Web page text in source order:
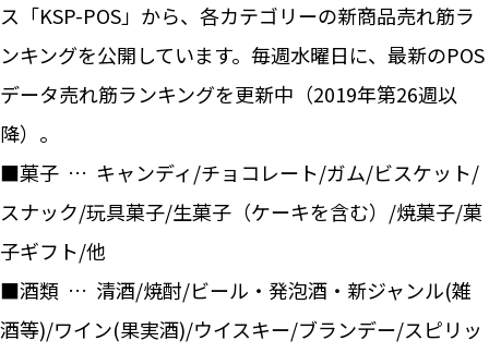
ス「KSP-POS」から、各カテゴリーの新商品売れ筋ラ
ンキングを公開しています。毎週水曜日に、最新のPOS
データ売れ筋ランキングを更新中（2019年第26週以
降）。
■菓子 … キャンディ/チョコレート/ガム/ビスケット/
スナック/玩具菓子/生菓子（ケーキを含む）/焼菓子/菓
子ギフト/他
■酒類 … 清酒/焼酎/ビール・発泡酒・新ジャンル(雑
酒等)/ワイン(果実酒)/ウイスキー/ブランデー/スピリッ